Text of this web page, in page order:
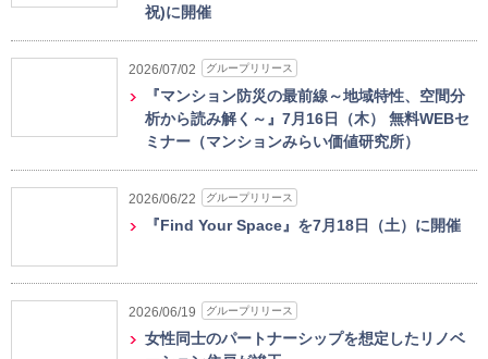
祝)に開催
2026/07/02 グループリリース
『マンション防災の最前線～地域特性、空間分
析から読み解く～』7月16日（木） 無料WEBセ
ミナー（マンションみらい価値研究所）
2026/06/22 グループリリース
『Find Your Space』を7月18日（土）に開催
2026/06/19 グループリリース
女性同士のパートナーシップを想定したリノベ